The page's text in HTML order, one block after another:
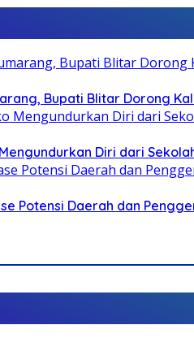
Bupati Blitar Dorong
Diri dari
Potensi Daerah dan